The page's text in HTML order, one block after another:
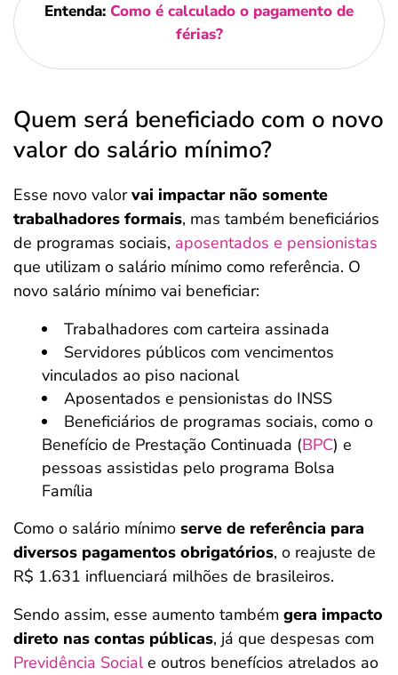
Entenda: Como é calculado o pagamento de
férias?
Quem será beneficiado com o novo
valor do salário mínimo?
Esse novo valorvai impactar não somente
trabalhadores formais, mas também beneficiários
de programas sociais, aposentados e pensionistas
que utilizam o salário mínimo como referência. O
novo salário mínimo vai beneficiar:
Trabalhadores com carteira assinada
Servidores públicos com vencimentos
vinculados ao piso nacional
Aposentados e pensionistas do INSS
Beneficiários de programas sociais, como o
Benefício de Prestação Continuada (BPC) e
pessoas assistidas pelo programa Bolsa
Família
Como o salário mínimo serve de referência para
diversos pagamentos obrigatórios, o reajuste de
R$ 1.631 influenciará milhões de brasileiros.
Sendo assim, esse aumento também gera impacto
direto nas contas públicas, já que despesas com
Previdência Sociale outros benefícios atrelados ao